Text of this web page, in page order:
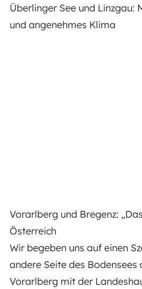
Überlinger See und Linzgau:
und angenehmes Klima
Vorarlberg und Bregenz:
Österreich
Wir begeben uns auf einen
andere Seite des Bodensees
Vorarlberg mit der